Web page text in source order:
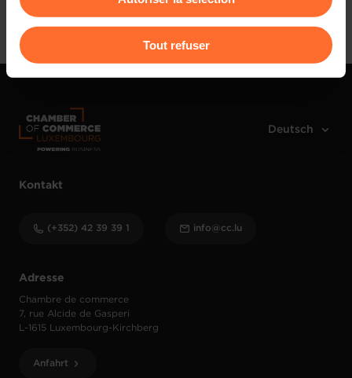
Pour de plus amples informations sur la manière dont
nous utilisons lescookies et sommes amenés à traiter
vos données personnelles, vous pouvez consulter notre
protection des données personnelles
Tout refuser
Anmelden
Adresse
Chambre de commerce
7, rue Alcide de Gasperi
L-1615 Luxembourg-Kirchberg
Anfahrt
Kontakt
(+352) 42 39 39 1 info@cc.lu